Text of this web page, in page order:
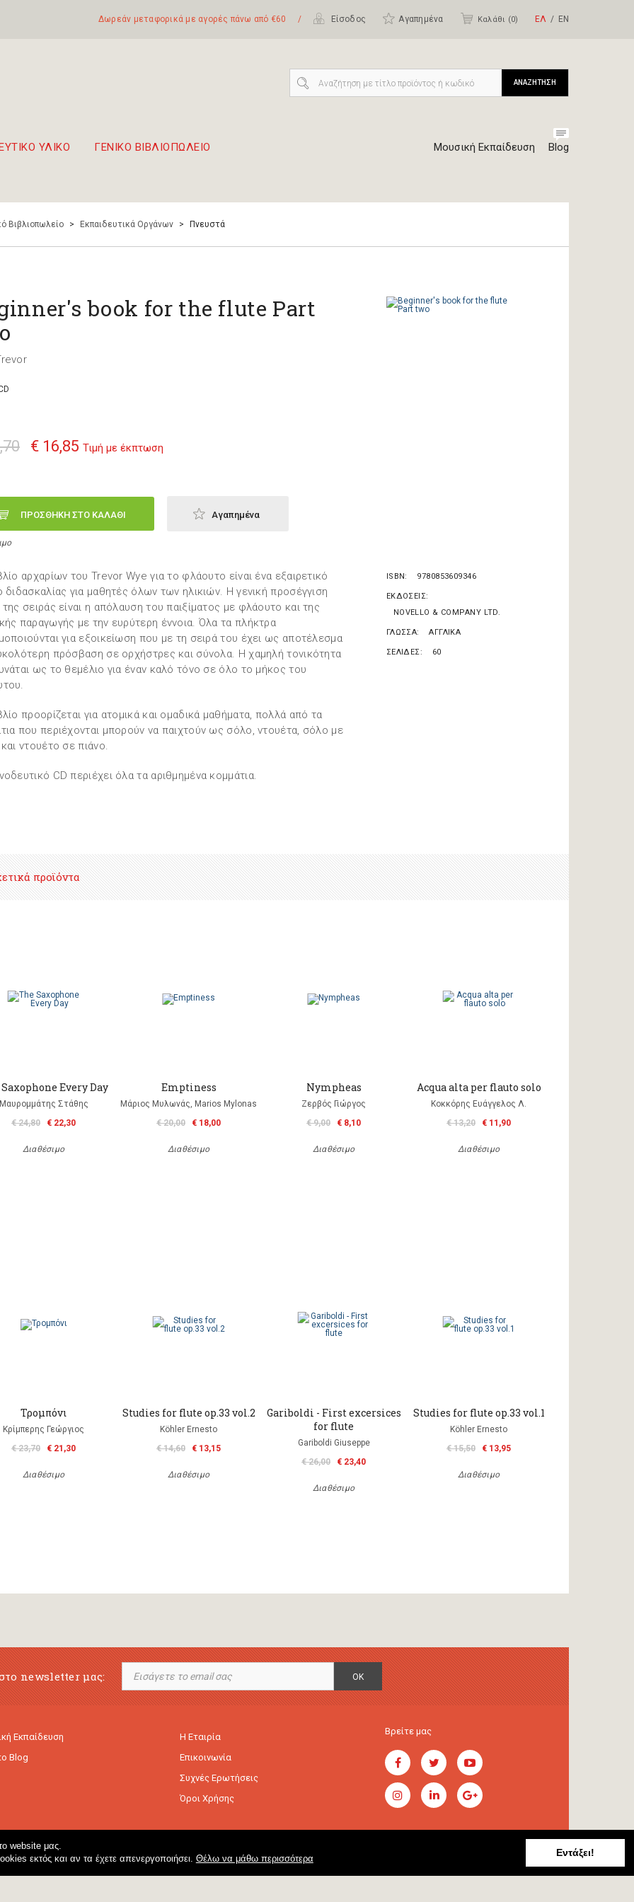
website μας.
εκτός και αν τα έχετε απενεργοποιήσει. Θέλω να μάθω περισσότερα
Εντάξει!
Δωρεάν μεταφορικά με αγορές πάνω από €60 / Είσοδος Αγαπημένα Καλάθι (0) ΕΛ ΕΝ
ΥΛΙΚΟ ΓΕΝΙΚΟ ΒΙΒΛΙΟΠΩΛΕΙΟ Μουσική Εκπαίδευση Blog
ΑΝΑΖΗΤΗΣΗ
Βιβλιοπωλείο > Εκπαιδευτικά Οργάνων > Πνευστά
book for the flute Part
€ 16,85 Τιμή με έκπτωση
ΠΡΟΣΘΗΚΗ ΣΤΟ ΚΑΛΑΘΙ Αγαπημένα
αρχαρίων του Trevor Wye για το φλάουτο είναι ένα εξαιρετικό
διδασκαλίας για μαθητές όλων των ηλικιών. Η γενική προσέγγιση
σειράς είναι η απόλαυση του παιξίματος με φλάουτο και της
παραγωγής με την ευρύτερη έννοια. Όλα τα πλήκτρα
για εξοικείωση που με τη σειρά του έχει ως αποτέλεσμα
πρόσβαση σε ορχήστρες και σύνολα. Η χαμηλή τονικότητα
ως το θεμέλιο για έναν καλό τόνο σε όλο το μήκος του
προορίζεται για ατομικά και ομαδικά μαθήματα, πολλά από τα
που περιέχονται μπορούν να παιχτούν ως σόλο, ντουέτα, σόλο με
ντουέτο σε πιάνο.
CD περιέχει όλα τα αριθμημένα κομμάτια.
ISBN 9780853609346
ΕΚΔΟΣΕΙΣ
NOVELLO & COMPANY LTD.
ΓΛΩΣΣΑ ΑΓΓΛΙΚΑ
ΣΕΛΙΔΕΣ 60
προϊόντα
Every Day
Στάθης
€ 24,80
€ 22,30
Διαθέσιμο
Emptiness
Μάριος Μυλωνάς, Marios Mylonas
€ 20,00
€ 18,00
Διαθέσιμο
Nympheas
Ζερβός Γιώργος
€ 9,00
€ 8,10
Διαθέσιμο
Acqua alta per flauto solo
Κοκκόρης Ευάγγελος Λ.
€ 13,20
€ 11,90
Διαθέσιμο
Τρομπόνι
Κρίμπερης Γεώργιος
€ 23,70
€ 21,30
Διαθέσιμο
Studies for flute op.33 vol.2
Köhler Ernesto
€ 14,60
€ 13,15
Διαθέσιμο
Gariboldi - First excersices
for flute
Gariboldi Giuseppe
€ 26,00
€ 23,40
Διαθέσιμο
Studies for flute op.33 vol.1
Köhler Ernesto
€ 15,50
€ 13,95
Διαθέσιμο
newsletter μας: OK
Εκπαίδευση
Blog
Η Εταιρία
Επικοινωνία
Συχνές Ερωτήσεις
Όροι Χρήσης
Βρείτε μας
Handcrafted byRADIAL